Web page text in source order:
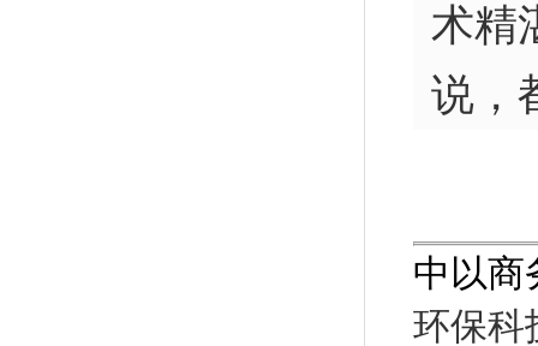
术精
说，
中以商
环保科